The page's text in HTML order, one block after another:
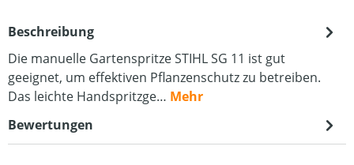
Beschreibung
Die manuelle Gartenspritze STIHL SG 11 ist gut
geeignet, um effektiven Pflanzenschutz zu betreiben.
Das leichte Handspritzge… Mehr
Bewertungen